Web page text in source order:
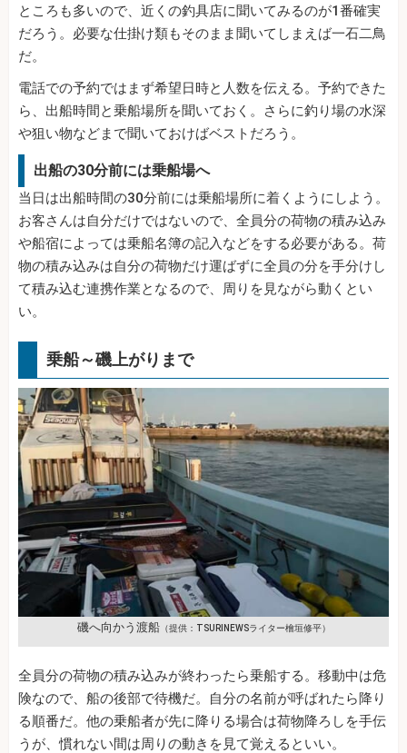
ところも多いので、近くの釣具店に聞いてみるのが1番確実
だろう。必要な仕掛け類もそのまま聞いてしまえば一石二鳥
だ。
電話での予約ではまず希望日時と人数を伝える。予約できた
ら、出船時間と乗船場所を聞いておく。さらに釣り場の水深
や狙い物などまで聞いておけばベストだろう。
出船の30分前には乗船場へ
当日は出船時間の30分前には乗船場所に着くようにしよう。
お客さんは自分だけではないので、全員分の荷物の積み込み
や船宿によっては乗船名簿の記入などをする必要がある。荷
物の積み込みは自分の荷物だけ運ばずに全員の分を手分けし
て積み込む連携作業となるので、周りを見ながら動くとい
い。
乗船～磯上がりまで
磯へ向かう渡船（提供：TSURINEWSライター檜垣修平）
全員分の荷物の積み込みが終わったら乗船する。移動中は危
険なので、船の後部で待機だ。自分の名前が呼ばれたら降り
る順番だ。他の乗船者が先に降りる場合は荷物降ろしを手伝
うが、慣れない間は周りの動きを見て覚えるといい。